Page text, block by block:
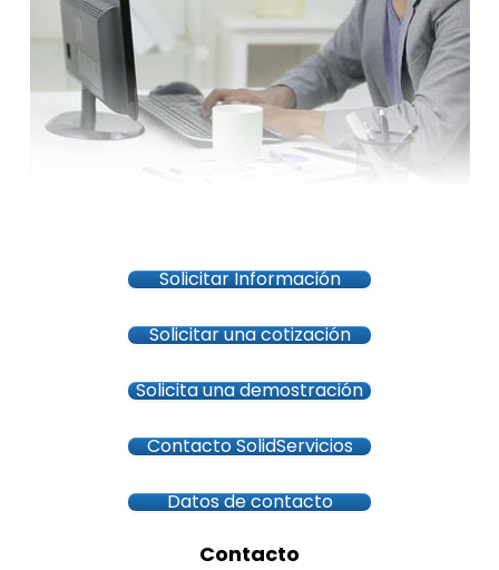
Solicitar Información
Solicitar una cotización
Solicita una demostración
Contacto SolidServicios
Datos de contacto
Contacto